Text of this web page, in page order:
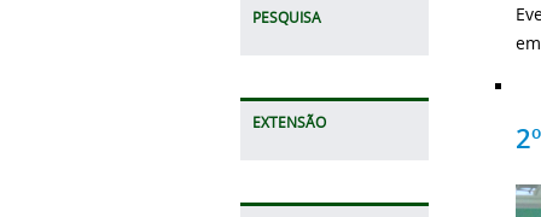
PESQUISA
EXTENSÃO